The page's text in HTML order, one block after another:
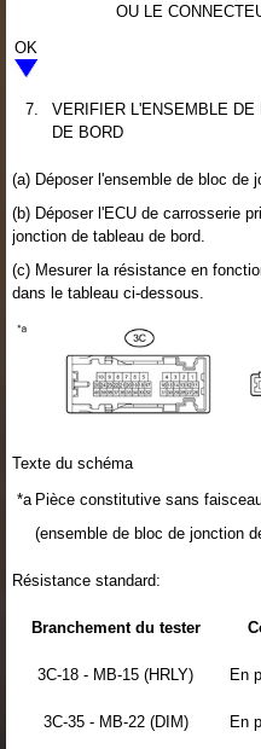
OU LE
OK
7.
VERIFIER L'ENSEMBLE
DE BORD
(a) Déposer l'ensemble de bloc de
(b) Déposer l'ECU de carrosserie
jonction de tableau de bord.
(c) Mesurer la résistance en
dans le tableau ci-dessous.
Texte du schéma
*a Pièce constitutive sans
(ensemble de bloc de jonction
Résistance standard:
Branchement du tester
3C-18 - MB-15 (HRLY) En
3C-35 - MB-22 (DIM) En